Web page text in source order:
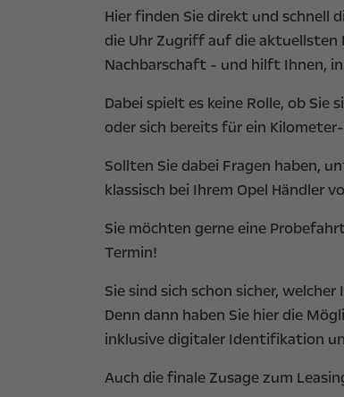
Hier finden Sie direkt und schnell
die Uhr Zugriff auf die aktuellsten
Nachbarschaft - und hilft Ihnen,
Dabei spielt es keine Rolle, ob
oder sich bereits für ein
Sollten Sie dabei Fragen haben,
klassisch bei Ihrem Opel Händler
Sie möchten gerne eine
Termin!
Sie sind sich schon sicher,
Denn dann haben Sie hier die
inklusive digitaler Identifikation
Auch die finale Zusage zum